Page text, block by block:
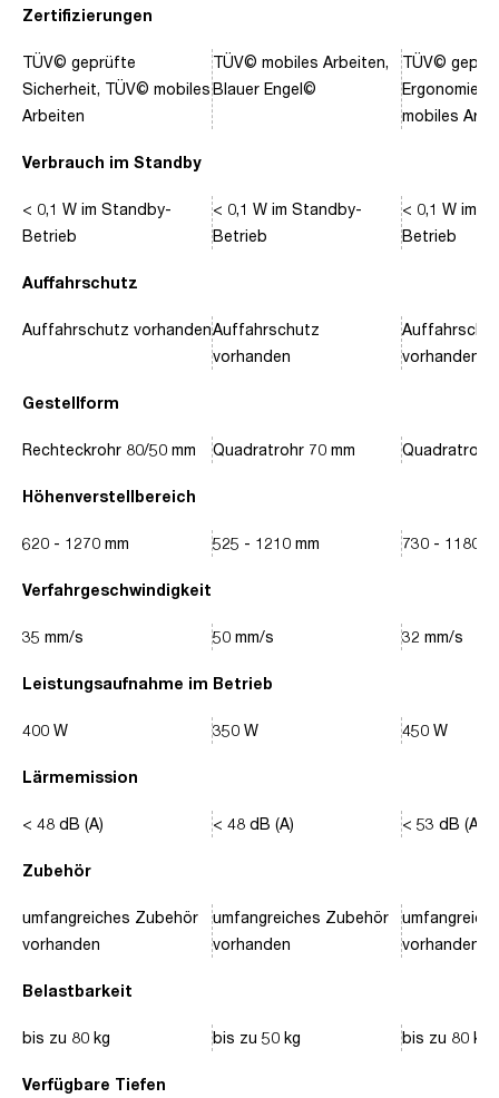
Zertifizierungen
Verbrauch im Standby
Auffahrschutz
Gestellform
Höhenverstellbereich
Verfahrgeschwindigkeit
Leistungsaufnahme im Betrieb
Lärmemission
Zubehör
Belastbarkeit
Verfügbare Tiefen
TÜV© geprüfte
Sicherheit, TÜV© mobiles
Arbeiten
< 0,1 W im Standby-
Betrieb
Auffahrschutz vorhanden
Rechteckrohr 80/50 mm
620 - 1270 mm
35 mm/s
400 W
< 48 dB (A)
umfangreiches Zubehör
vorhanden
bis zu 80 kg
TÜV© mobiles Arbeiten,
Blauer Engel©
< 0,1 W im Standby-
Betrieb
Auffahrschutz
vorhanden
Quadratrohr 70 mm
525 - 1210 mm
50 mm/s
350 W
< 48 dB (A)
umfangreiches Zubehör
vorhanden
bis zu 50 kg
TÜV©
Ergonomie,
mobiles
< 0,1 W im
Betrieb
vorhanden
Quadratrohr
730 - 1180
32 mm/s
450 W
< 53 dB (A)
vorhanden
bis zu 80 kg